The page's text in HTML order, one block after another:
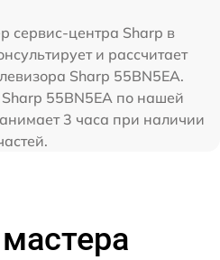
сервис-центра Sharp в
и рассчитает
Sharp 55BN5EA.
55BN5EA по нашей
3 часа при наличии